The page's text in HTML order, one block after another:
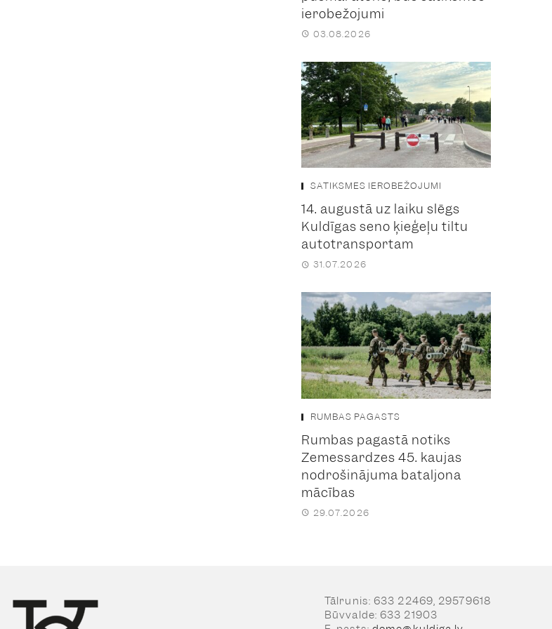
ierobežojumi
03.08.2026
SATIKSMES IEROBEŽOJUMI
14. augustā uz laiku slēgs
Kuldīgas seno ķieģeļu tiltu
autotransportam
31.07.2026
RUMBAS PAGASTS
Rumbas pagastā notiks
Zemessardzes 45. kaujas
nodrošinājuma bataljona
mācības
29.07.2026
Tālrunis: 633 22469, 29579618
Būvvalde: 633 21903